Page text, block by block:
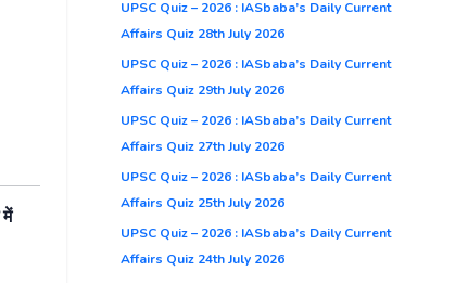
में
UPSC Quiz – 2026 : IASbaba’s Daily Current
Affairs Quiz 28th July 2026
UPSC Quiz – 2026 : IASbaba’s Daily Current
Affairs Quiz 29th July 2026
UPSC Quiz – 2026 : IASbaba’s Daily Current
Affairs Quiz 27th July 2026
UPSC Quiz – 2026 : IASbaba’s Daily Current
Affairs Quiz 25th July 2026
UPSC Quiz – 2026 : IASbaba’s Daily Current
Affairs Quiz 24th July 2026